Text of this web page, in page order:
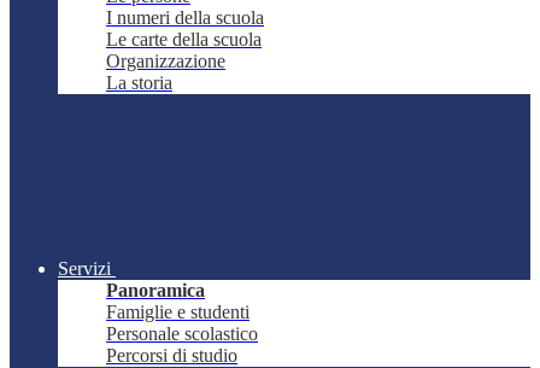
I numeri della scuola
Le carte della scuola
Organizzazione
La storia
Servizi
Panoramica
Famiglie e studenti
Personale scolastico
Percorsi di studio